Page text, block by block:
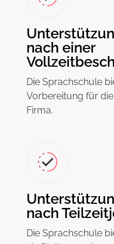
nach einer
Die Sprachschule
Vorbereitung für
Firma.
nach
Die Sprachschule